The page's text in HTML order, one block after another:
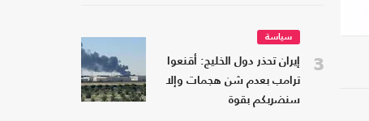
3
سياسة
إيران تحذر دول الخليج: أقنعوا
ترامب بعدم شن هجمات وإلا
سنضربكم بقوة